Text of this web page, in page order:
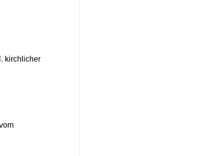
kirchlicher